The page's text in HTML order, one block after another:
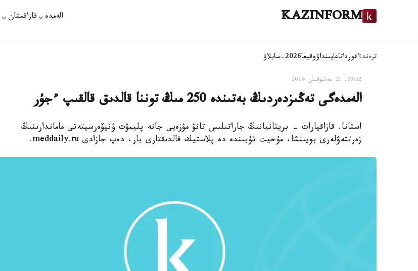
KAZINFORM الەمدە قازاقستان
ترەند:اقورداتاعايىنداۋوقيعا2026-سايلاۋ
09:32, 21 جەلتوقسان 2014
الەمدەگى تەڭىزدەردىڭ بەتىندە 250 مىڭ توننا قالدىق قالقىپ ءجۇر
استانا. قازاقپارات - بريتانيانىڭ جاراتىلىس تانۋ مۋزەيى جانە پليمۋت ۋنيۆەرسيتەتى ماماندارىنىڭ
زەرتتەۋلەرى بويىنشا، مۇحيت تۇبىندە دە پلاستيك قالدىقتارى بار، دەپ جازادى meddaily.ru.